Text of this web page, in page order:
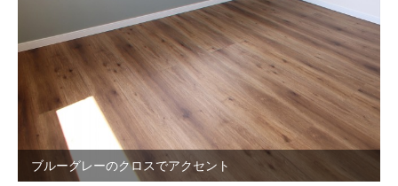
ブルーグレーのクロスでアクセント